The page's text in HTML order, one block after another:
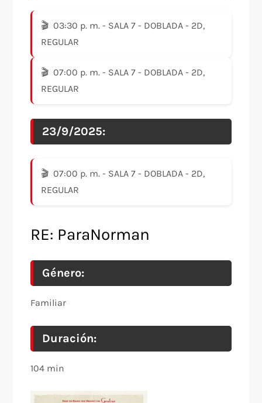
03:30 p. m. - SALA 7 - DOBLADA - 2D,
REGULAR
07:00 p. m. - SALA 7 - DOBLADA - 2D,
REGULAR
23/9/2025:
07:00 p. m. - SALA 7 - DOBLADA - 2D,
REGULAR
RE: ParaNorman
Género:
Familiar
Duración:
104 min